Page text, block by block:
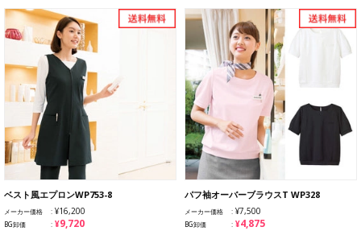
ベスト風エプロンWP753-8
メーカー価格 ¥16,200
BG卸価 ¥9,720
パフ袖オーバーブラウスT WP328
メーカー価格 ¥7,500
BG卸価 ¥4,875